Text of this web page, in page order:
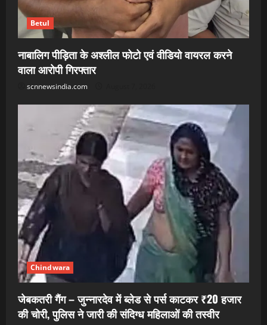
Betul
नाबालिग पीड़िता के अश्लील फोटो एवं वीडियो वायरल करने
वाला आरोपी गिरफ्तार
scnnewsindia.com
Chindwara
जेबकतरी गैंग – जुन्नारदेव में ब्लेड से पर्स काटकर ₹20 हजार
की चोरी, पुलिस ने जारी की संदिग्ध महिलाओं की तस्वीर